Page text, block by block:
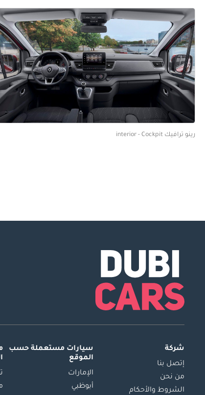
رينو ترافيك interior - Cockpit
شركة
إتصل بنا
من نحن
الشروط والأحكام
سيارات مستعملة حسب
الموقع
الإمارات
أبوظبي